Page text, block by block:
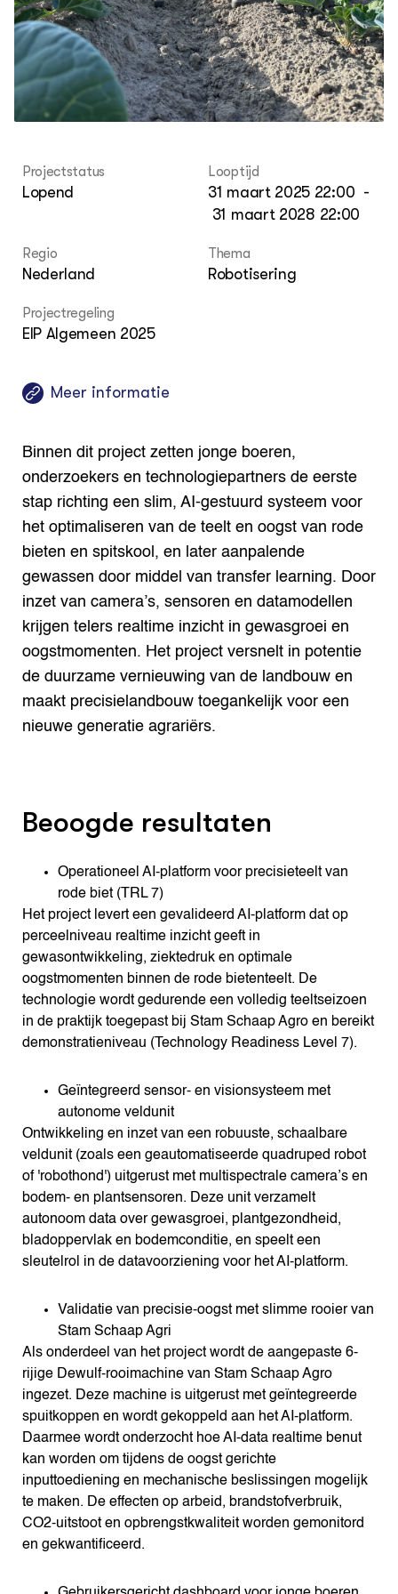
Columns & Blogs
ZIE OOK
In de regio
Projecten
Lectoraten
LEREN
GROEN KENNISNET
Contact
Projectstatus
Lopend
Looptijd
31 maart 2025 22:00 -
31 maart 2028 22:00
Regio
Nederland
Thema
Robotisering
Projectregeling
EIP Algemeen 2025
Meer informatie
Binnen dit project zetten jonge boeren,
onderzoekers en technologiepartners de eerste
stap richting een slim, AI-gestuurd systeem voor
het optimaliseren van de teelt en oogst van rode
bieten en spitskool, en later aanpalende
gewassen door middel van transfer learning. Door
inzet van camera’s, sensoren en datamodellen
krijgen telers realtime inzicht in gewasgroei en
oogstmomenten. Het project versnelt in potentie
de duurzame vernieuwing van de landbouw en
maakt precisielandbouw toegankelijk voor een
nieuwe generatie agrariërs.
Beoogde resultaten
Operationeel AI-platform voor precisieteelt van
rode biet (TRL 7)
Het project levert een gevalideerd AI-platform dat op
perceelniveau realtime inzicht geeft in
gewasontwikkeling, ziektedruk en optimale
oogstmomenten binnen de rode bietenteelt. De
technologie wordt gedurende een volledig teeltseizoen
in de praktijk toegepast bij Stam Schaap Agro en bereikt
demonstratieniveau (Technology Readiness Level 7).
Geïntegreerd sensor- en visionsysteem met
autonome veldunit
Ontwikkeling en inzet van een robuuste, schaalbare
veldunit (zoals een geautomatiseerde quadruped robot
of 'robothond') uitgerust met multispectrale camera’s en
bodem- en plantsensoren. Deze unit verzamelt
autonoom data over gewasgroei, plantgezondheid,
bladoppervlak en bodemconditie, en speelt een
sleutelrol in de datavoorziening voor het AI-platform.
Validatie van precisie-oogst met slimme rooier van
Stam Schaap Agri
Als onderdeel van het project wordt de aangepaste 6-
rijige Dewulf-rooimachine van Stam Schaap Agro
ingezet. Deze machine is uitgerust met geïntegreerde
spuitkoppen en wordt gekoppeld aan het AI-platform.
Daarmee wordt onderzocht hoe AI-data realtime benut
kan worden om tijdens de oogst gerichte
inputtoediening en mechanische beslissingen mogelijk
te maken. De effecten op arbeid, brandstofverbruik,
CO2-uitstoot en opbrengstkwaliteit worden gemonitord
en gekwantificeerd.